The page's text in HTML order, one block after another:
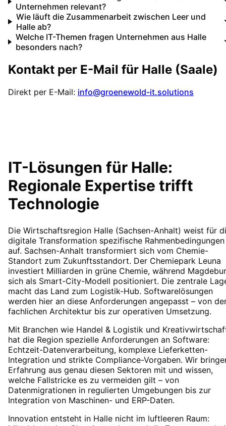
Unternehmen relevant?
Wie läuft die Zusammenarbeit zwischen Leer und
Halle ab?
Welche IT-Themen fragen Unternehmen aus Halle
besonders nach?
Kontakt per E-Mail für Halle (Saale)
Direkt per E-Mail: info@groenewold-it.solutions
IT-Lösungen für Halle:
Regionale Expertise trifft
Technologie
Die Wirtschaftsregion Halle (Sachsen-Anhalt) weist für
digitale Transformation spezifische Rahmenbedingungen
auf. Sachsen-Anhalt transformiert sich vom Chemie-
Standort zum Zukunftsstandort. Der Chemiepark Leuna
investiert Milliarden in grüne Chemie, während
sich als Smart-City-Modell positioniert. Die zentrale
macht das Land zum Logistik-Hub. Softwarelösungen
werden hier an diese Anforderungen angepasst – von
fachlichen Architektur bis zur operativen Umsetzung.
Mit Branchen wie Handel & Logistik und
hat die Region spezielle Anforderungen an Software:
Echtzeit-Datenverarbeitung, komplexe Lieferketten-
Integration und strikte Compliance-Vorgaben. Wir
Erfahrung aus genau diesen Sektoren mit und wissen,
welche Fallstricke es zu vermeiden gilt – von
Datenmigrationen in regulierten Umgebungen bis zur
Integration von Maschinen- und ERP-Daten.
Innovation entsteht in Halle nicht im luftleeren Raum: